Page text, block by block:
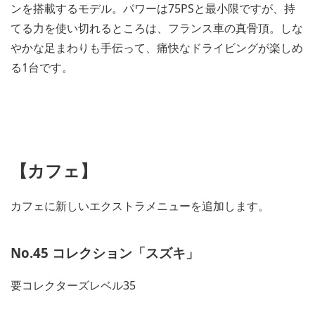
ンを搭載するモデル。パワーは75PSと最小限ですが、持
てる力を使い切れるところは、フランス車の真骨頂。しな
やかな足まわりも手伝って、痛快なドライビングが楽しめ
る1台です。
【カフェ】
カフェに新しいエクストラメニューを追加します。
No.45 コレクション「スズキ」
要コレクターズレベル35